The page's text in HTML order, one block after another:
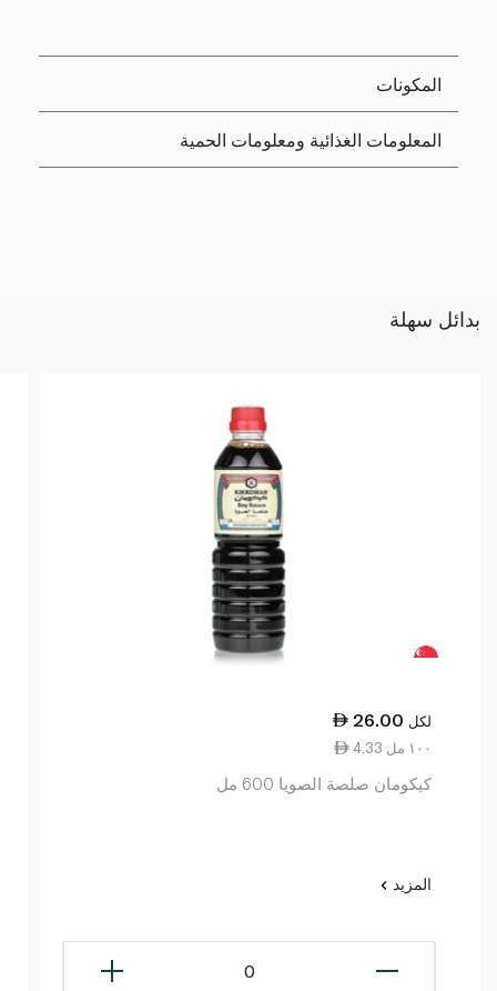
المكونات
المعلومات الغذائية ومعلومات الحمية
بدائل سهلة
26.00 لكل
4.33 ١٠٠ مل
كيكومان صلصة الصويا 600 مل
المزيد
0